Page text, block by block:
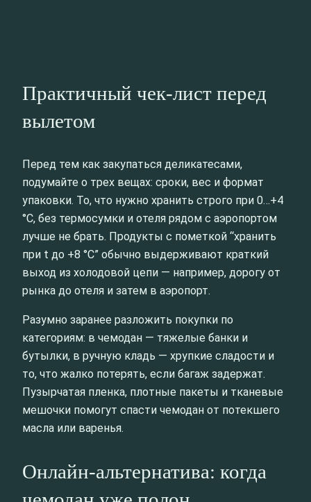
Практичный чек-лист перед
вылетом
Перед тем как закупаться деликатесами,
подумайте о трех вещах: сроки, вес и формат
упаковки. То, что нужно хранить строго при 0…+4
°C, без термосумки и отеля рядом с аэропортом
лучше не брать. Продукты с пометкой “хранить
при t до +8 °C” обычно выдерживают краткий
выход из холодовой цепи — например, дорогу от
рынка до отеля и затем в аэропорт.
Разумно заранее разложить покупки по
категориям: в чемодан — тяжелые банки и
бутылки, в ручную кладь — хрупкие сладости и
то, что жалко потерять, если багаж задержат.
Пузырчатая пленка, плотные пакеты и тканевые
мешочки помогут спасти чемодан от потекшего
масла или варенья.
Онлайн-альтернатива: когда